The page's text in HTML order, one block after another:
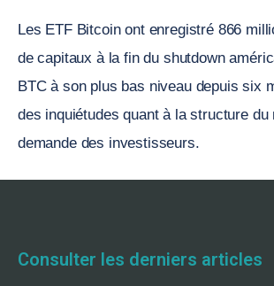
Les ETF Bitcoin ont enregistré 866
de capitaux à la fin du shutdown
BTC à son plus bas niveau depuis six
des inquiétudes quant à la structure du
demande des investisseurs.
Consulter les derniers articles